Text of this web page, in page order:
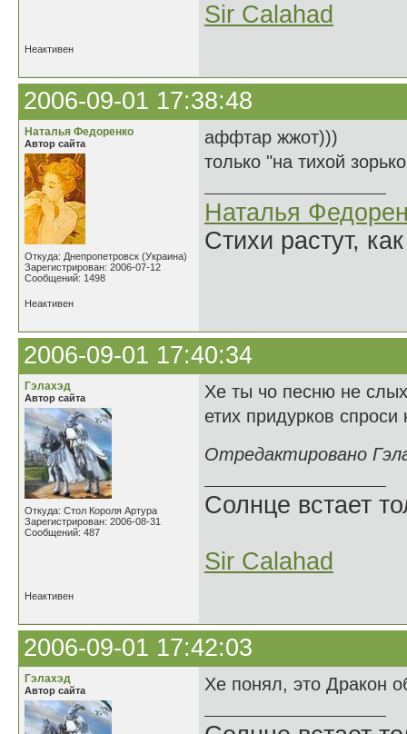
Sir Calahad
Неактивен
2006-09-01 17:38:48
Наталья Федоренко
Автор сайта
Откуда: Днепропетровск (Украина)
Зарегистрирован: 2006-07-12
Сообщений: 1498
аффтар жжот)))
только "на тихой
Наталья
Стихи растут,
Неактивен
2006-09-01 17:40:34
Гэлахэд
Автор сайта
Откуда: Стол Короля Артура
Зарегистрирован: 2006-08-31
Сообщений: 487
Хе ты чо песню не
етих придурков спроси
Отредактировано
Солнце встает
Sir Calahad
Неактивен
2006-09-01 17:42:03
Гэлахэд
Автор сайта Хе понял, это Дракон